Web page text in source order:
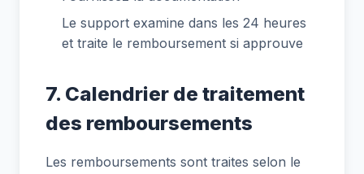
Le support examine dans les 24 heures
et traite le remboursement si approuve
7. Calendrier de traitement
des remboursements
Les remboursements sont traites selon le